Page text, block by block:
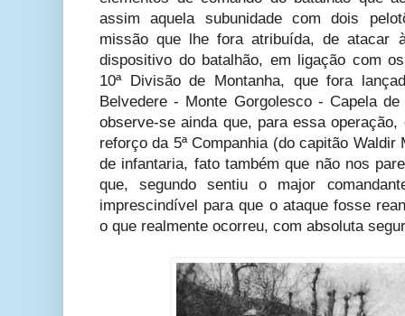
assim aquela subunidade com dois
missão que lhe fora atribuída, de atacar
dispositivo do batalhão, em ligação com
10ª Divisão de Montanha, que fora
Belvedere - Monte Gorgolesco - Capela
observe-se ainda que, para essa
reforço da 5ª Companhia (do capitão
de infantaria, fato também que não nos
que, segundo sentiu o major
imprescindível para que o ataque fosse
o que realmente ocorreu, com absoluta